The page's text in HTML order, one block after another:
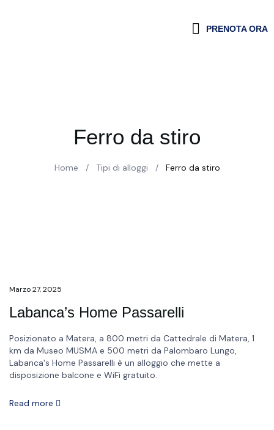
PRENOTA ORA
Ferro da stiro
Home / Tipi di alloggi / Ferro da stiro
Marzo 27, 2025
Labanca’s Home Passarelli
Posizionato a Matera, a 800 metri da Cattedrale di Matera, 1
km da Museo MUSMA e 500 metri da Palombaro Lungo,
Labanca's Home Passarelli è un alloggio che mette a
disposizione balcone e WiFi gratuito.
Read more